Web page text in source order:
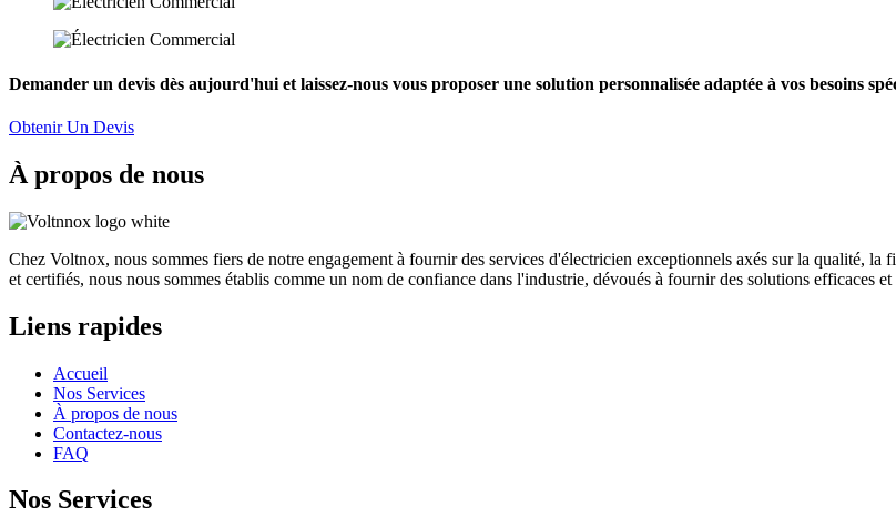
Demander un devis dès aujourd'hui et laissez-nous vous proposer une solution personnalisée adaptée à vos besoins
Obtenir Un Devis
À propos de nous
Chez Voltnox, nous sommes fiers de notre engagement à fournir des services d'électricien exceptionnels axés sur la qualité,
et certifiés, nous nous sommes établis comme un nom de confiance dans l'industrie, dévoués à fournir des solutions efficaces et
Liens rapides
Accueil
Nos Services
À propos de nous
Contactez-nous
FAQ
Nos Services